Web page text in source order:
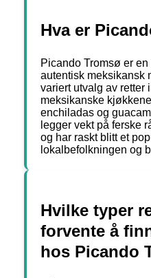
Hva er
Picando Tromsø er
autentisk meksikansk
variert utvalg av retter
meksikanske
enchiladas og
legger vekt på ferske
og har raskt blitt et
lokalbefolkningen og
Hvilke typer
forvente å
hos Picando